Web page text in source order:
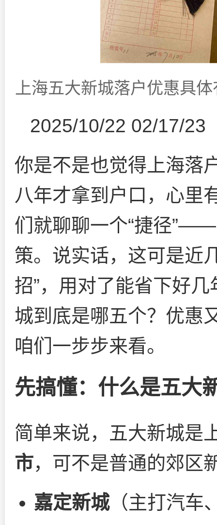
上海五大新城落户优惠具
2025/10/22 02/17/23
你是不是也觉得上海落
八年才拿到户口，心里
们就聊聊一个“捷径
策。说实话，这可是近
招”，用对了能省下好
城到底是哪五个？优惠
咱们一步步来看。
先搞懂：什么是五大
简单来说，五大新城是
市，可不是普通的郊区
嘉定新城（主打汽车